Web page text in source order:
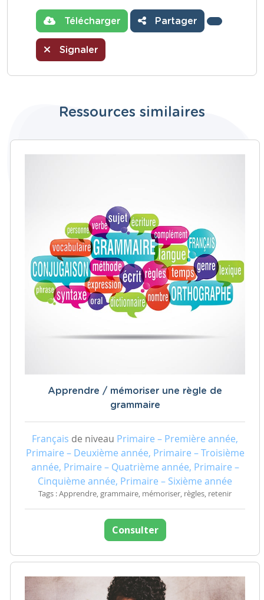
Télécharger Partager
Signaler
Ressources similaires
Apprendre / mémoriser une règle de
grammaire
Français de niveau Primaire – Première année,
Primaire – Deuxième année, Primaire – Troisième
année, Primaire – Quatrième année, Primaire –
Cinquième année, Primaire – Sixième année
Tags : Apprendre, grammaire, mémoriser, règles, retenir
Consulter